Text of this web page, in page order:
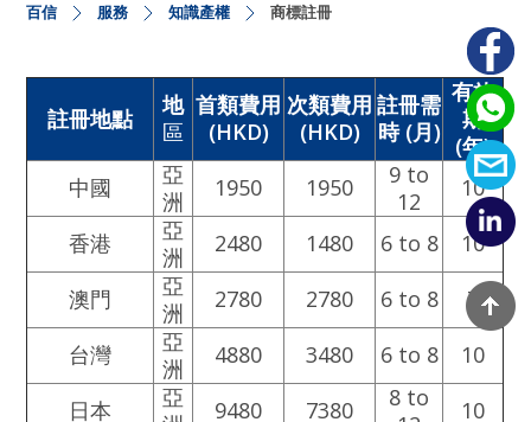
百信 服務 知識產權 商標註冊
註冊地點
地
區
首類費用
(HKD)
次類費用
(HKD)
註冊需
時(月)
有效
期
(年)
中國
亞
洲
1950 1950
9 to
12
10
香港
亞
洲
2480 1480 6 to 8
10
澳門
亞
洲
2780 2780 6 to 8
7
台灣
亞
洲
4880 3480 6 to 8
10
日本
亞
9480 7380
8 to
10